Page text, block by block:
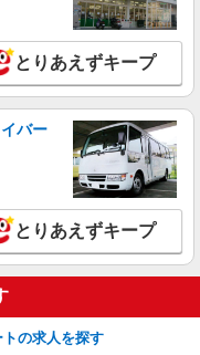
とりあえずキープ
バー
とりあえずキープ
の求人を探す